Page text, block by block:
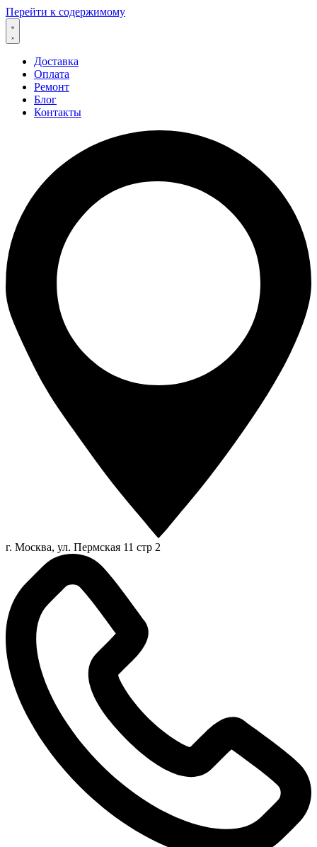
Перейти к содержимому
Доставка
Оплата
Ремонт
Блог
Контакты
г. Москва, ул. Пермская 11 стр 2